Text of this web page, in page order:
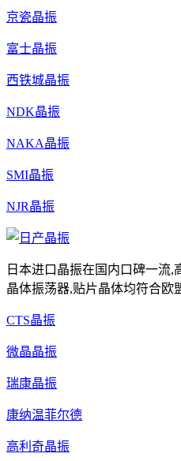
京瓷晶振
富士晶振
西铁城晶振
NDK晶振
NAKA晶振
SMI晶振
NJR晶振
日本进口晶振在国内口碑一流
晶体振荡器,贴片晶体均符合欧
CTS晶振
微晶晶振
瑞康晶振
康纳温菲尔德
高利奇晶振